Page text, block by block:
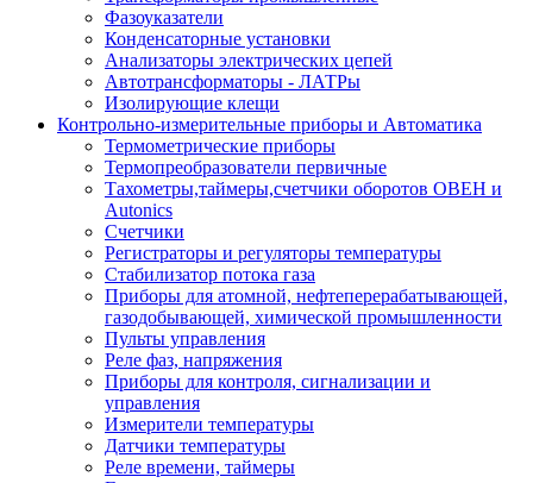
Фазоуказатели
Конденсаторные установки
Анализаторы электрических цепей
Автотрансформаторы - ЛАТРы
Изолирующие клещи
Контрольно-измерительные приборы и Автоматика
Термометрические приборы
Термопреобразователи первичные
Тахометры,таймеры,счетчики оборотов ОВЕН и
Autonics
Счетчики
Регистраторы и регуляторы температуры
Стабилизатор потока газа
Приборы для атомной, нефтеперерабатывающей,
газодобывающей, химической промышленности
Пульты управления
Реле фаз, напряжения
Приборы для контроля, сигнализации и
управления
Измерители температуры
Датчики температуры
Реле времени, таймеры